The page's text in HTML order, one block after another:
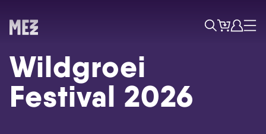
ZoekTicketsAccount
Menu
Wildgroei
Festival 2026